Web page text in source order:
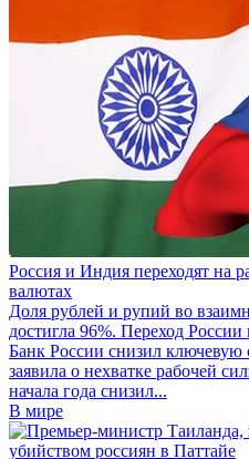
Россия и Индия переходят на
валютах
Доля рублей и рупий во
достигла 96%. Переход
Банк России снизил ключевую
заявила о нехватке рабочей
начала года снизил...
В мире